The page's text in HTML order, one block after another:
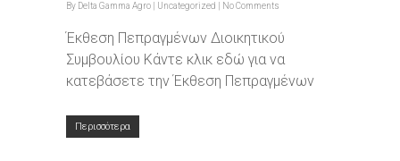
By Delta Gamma Agro Uncategorized No Comments
Έκθεση Πεπραγμένων Διοικητικού
Συμβουλίου Κάντε κλικ εδώ για να
κατεβάσετε την Έκθεση Πεπραγμένων
Περισσότερα